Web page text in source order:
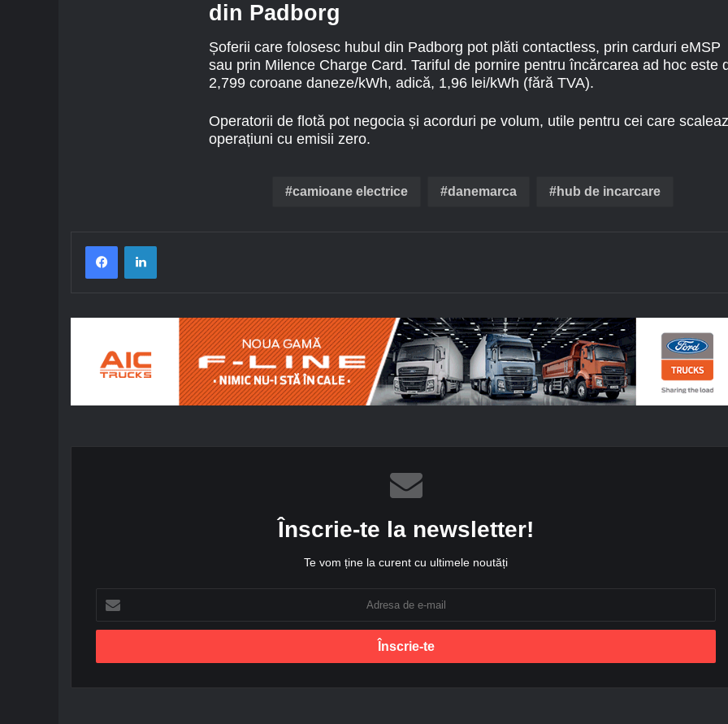
din Padborg
Șoferii care folosesc hubul din Padborg pot plăti contactless, prin carduri eMSP
sau prin Milence Charge Card. Tariful de pornire pentru încărcarea ad hoc este
2,799 coroane daneze/kWh, adică, 1,96 lei/kWh (fără TVA).
Operatorii de flotă pot negocia și acorduri pe volum, utile pentru cei care
operațiuni cu emisii zero.
camioane electrice danemarca hub de incarcare
Înscrie-te la newsletter!
Te vom ține la curent cu ultimele noutăți
r
s